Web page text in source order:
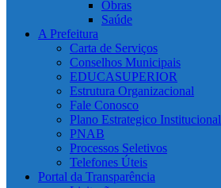
Obras
Saúde
A Prefeitura
Carta de Serviços
Conselhos Municipais
EDUCASUPERIOR
Estrutura Organizacional
Fale Conosco
Plano Estrategico Institucional
PNAB
Processos Seletivos
Telefones Úteis
Portal da Transparência